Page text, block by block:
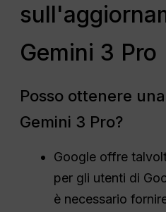
Gemini 3 Pro
Posso ottenere
Gemini 3 Pro?
Google offre
per gli utenti di
è necessario